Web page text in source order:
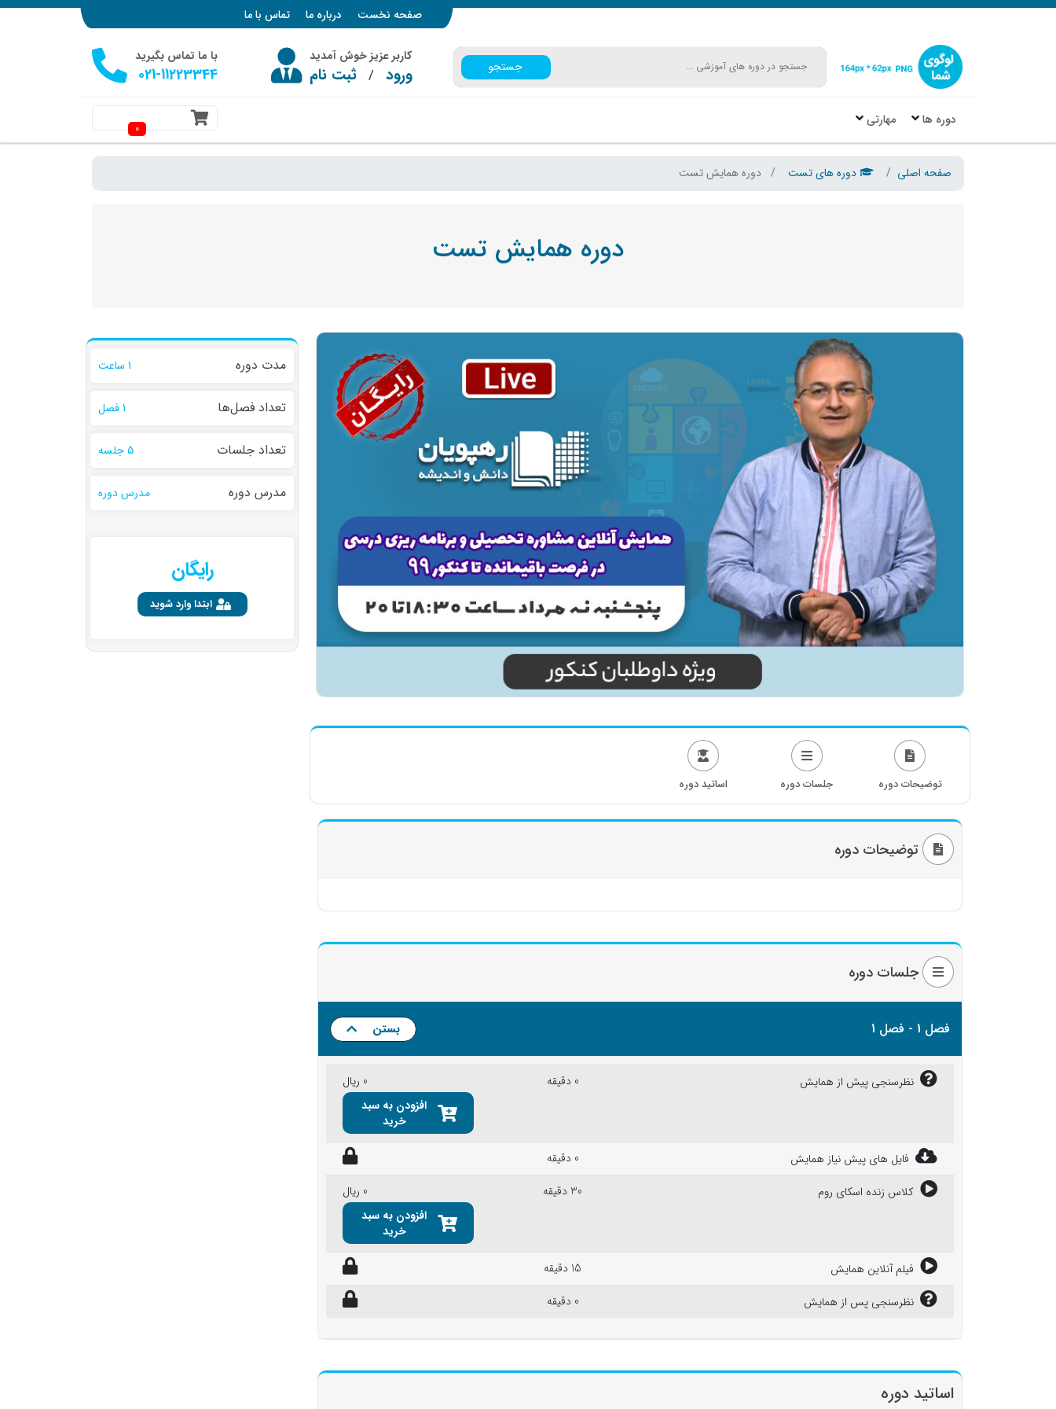
صفحه نخست درباره ما تماس با ما
جستجو
کاربر عزیز خوش آمدید
ورود /ثبت نام
با ما تماس بگیرید
021-11223344
دوره ها مهارتی
0
صفحه اصلی دوره های تست دوره همایش تست
دوره همایش تست
مدت دوره 1 ساعت
تعداد فصل‌ها 1 فصل
تعداد جلسات 5 جلسه
مدرس دوره مدرس دوره
رایگان
ابتدا وارد شوید
توضیحات دوره جلسات دوره اساتید دوره
توضیحات دوره
جلسات دوره
فصل 1 - فصل 1 بستن
نظرسنجی پیش از همایش 0 دقیقه
0 ریال
افزودن به سبد
خرید
فایل های پیش نیاز همایش
0 دقیقه
کلاس زنده اسکای روم
30 دقیقه
0 ریال
افزودن به سبد
خرید
فیلم آنلاین همایش
15 دقیقه
نظرسنجی پس از همایش
0 دقیقه
اساتید دوره